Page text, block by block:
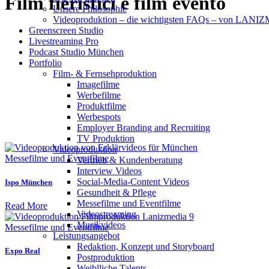
Unsere Philosophie
Videoproduktion – die wichtigsten FAQs – von
Greenscreen Studio
Livestreaming Pro
Podcast Studio München
Portfolio
Film- & Fernsehproduktion
Imagefilme
Werbefilme
Produktfilme
Werbespots
Employer Branding and Recruiting
TV Produktion
Videoproduktion
Vertrieb & Kundenberatung
Interview Videos
Social-Media-Content Videos
Gesundheit & Pflege
Mes­se­filme und Eventfilme
Video­strea­ming
Musikvideos
Leis­tungs­an­ge­bot
Redak­ti­on, Kon­zept und Storyboard
Post­pro­duk­ti­on
Mes­se­filme und Eventfilme
Ispo München
Read More
Mes­se­filme und Eventfilme
Expo Real